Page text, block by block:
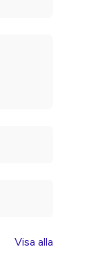
Visa alla